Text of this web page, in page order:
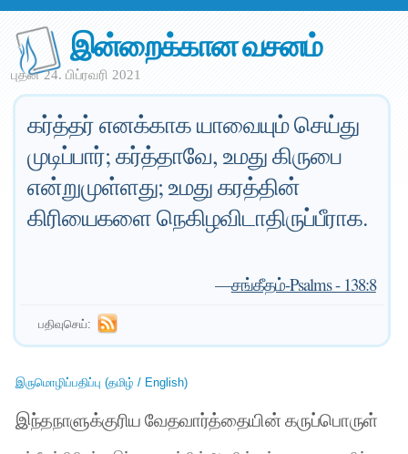
இன்றைக்கான வசனம்
புதன் 24. பிப்ரவரி 2021
கர்த்தர் எனக்காக யாவையும் செய்து
முடிப்பார்; கர்த்தாவே, உமது கிருபை
என்றுமுள்ளது; உமது கரத்தின்
கிரியைகளை நெகிழவிடாதிருப்பீராக.
—சங்கீதம்-Psalms - 138:8
பதிவுசெய்:
இருமொழிப்பதிப்பு (தமிழ் / English)
இந்தநாளுக்குரிய வேதவார்த்தையின் கருப்பொருள்